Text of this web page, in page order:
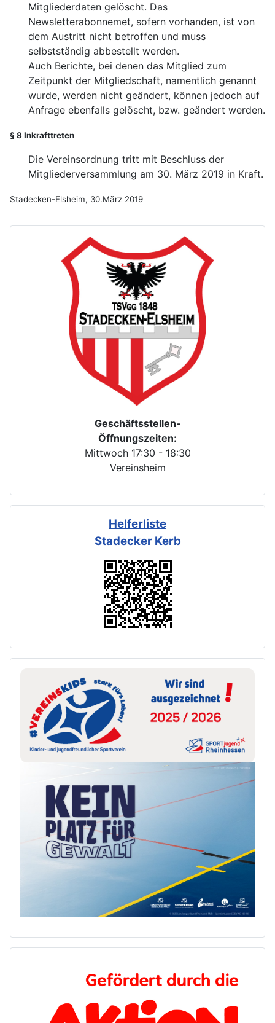
Geschäftsstellen-
Öffnungszeiten:
Mittwoch 17:30 - 18:30
Vereinsheim
Helferliste
Stadecker Kerb
Mitgliederdaten gelöscht. Das
Newsletterabonnemet, sofern vorhanden, ist von
dem Austritt nicht betroffen und muss
selbstständig abbestellt werden.
Auch Berichte, bei denen das Mitglied zum
Zeitpunkt der Mitgliedschaft, namentlich genannt
wurde, werden nicht geändert, können jedoch auf
Anfrage ebenfalls gelöscht, bzw. geändert werden.
§ 8 Inkrafttreten
Die Vereinsordnung tritt mit Beschluss der
Mitgliederversammlung am 30. März 2019 in Kraft.
Stadecken-Elsheim, 30.März 2019